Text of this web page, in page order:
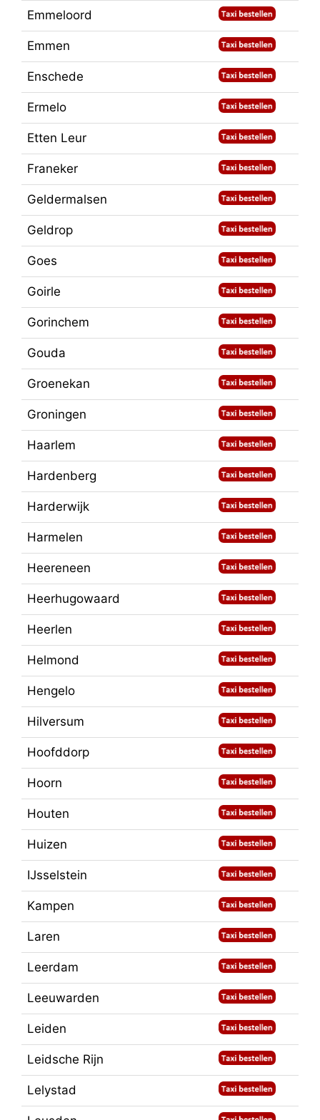
Emmeloord
Emmen
Enschede
Ermelo
Etten Leur
Franeker
Geldermalsen
Geldrop
Goes
Goirle
Gorinchem
Gouda
Groenekan
Groningen
Haarlem
Hardenberg
Harderwijk
Harmelen
Heereneen
Heerhugowaard
Heerlen
Helmond
Hengelo
Hilversum
Hoofddorp
Hoorn
Houten
Huizen
IJsselstein
Kampen
Laren
Leerdam
Leeuwarden
Leiden
Leidsche Rijn
Lelystad